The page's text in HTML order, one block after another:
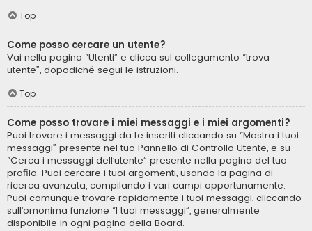
Top
Come posso cercare un utente?
Vai nella pagina “Utenti” e clicca sul collegamento “trova
utente”, dopodiché segui le istruzioni.
Top
Come posso trovare i miei messaggi e i miei argomenti?
Puoi trovare i messaggi da te inseriti cliccando su “Mostra i tuoi
messaggi” presente nel tuo Pannello di Controllo Utente, e su
“Cerca i messaggi dell’utente” presente nella pagina del tuo
profilo. Puoi cercare i tuoi argomenti, usando la pagina di
ricerca avanzata, compilando i vari campi opportunamente.
Puoi comunque trovare rapidamente i tuoi messaggi, cliccando
sull’omonima funzione “I tuoi messaggi”, generalmente
disponibile in ogni pagina della Board.